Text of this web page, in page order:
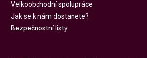
Velkoobchodní spolupráce
Jak se k nám dostanete?
Bezpečnostní listy